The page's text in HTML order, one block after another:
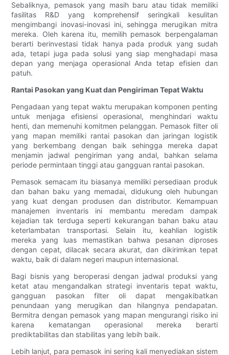
Sebaliknya, pemasok yang masih baru atau tidak memiliki
fasilitas R&D yang komprehensif seringkali kesulitan
mengimbangi inovasi-inovasi ini, sehingga merugikan mitra
mereka. Oleh karena itu, memilih pemasok berpengalaman
berarti berinvestasi tidak hanya pada produk yang sudah
ada, tetapi juga pada solusi yang siap menghadapi masa
depan yang menjaga operasional Anda tetap efisien dan
patuh.
Rantai Pasokan yang Kuat dan Pengiriman Tepat Waktu
Pengadaan yang tepat waktu merupakan komponen penting
untuk menjaga efisiensi operasional, menghindari waktu
henti, dan memenuhi komitmen pelanggan. Pemasok filter oli
yang mapan memiliki rantai pasokan dan jaringan logistik
yang berkembang dengan baik sehingga mereka dapat
menjamin jadwal pengiriman yang andal, bahkan selama
periode permintaan tinggi atau gangguan rantai pasokan.
Pemasok semacam itu biasanya memiliki persediaan produk
dan bahan baku yang memadai, didukung oleh hubungan
yang kuat dengan produsen dan distributor. Kemampuan
manajemen inventaris ini membantu meredam dampak
kejadian tak terduga seperti kekurangan bahan baku atau
keterlambatan transportasi. Selain itu, keahlian logistik
mereka yang luas memastikan bahwa pesanan diproses
dengan cepat, dilacak secara akurat, dan dikirimkan tepat
waktu, baik di dalam negeri maupun internasional.
Bagi bisnis yang beroperasi dengan jadwal produksi yang
ketat atau mengandalkan strategi inventaris tepat waktu,
gangguan pasokan filter oli dapat mengakibatkan
penundaan yang merugikan dan hilangnya pendapatan.
Bermitra dengan pemasok yang mapan mengurangi risiko ini
karena kematangan operasional mereka berarti
prediktabilitas dan stabilitas yang lebih baik.
Lebih lanjut, para pemasok ini sering kali menyediakan sistem